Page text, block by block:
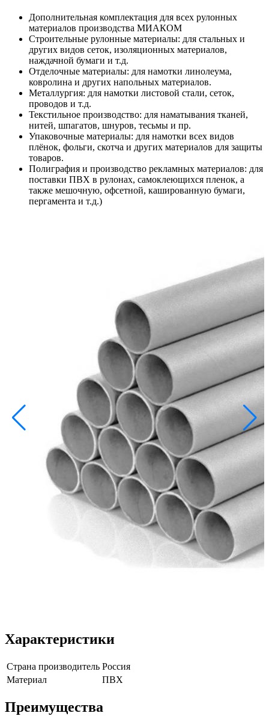
Дополнительная комплектация для всех рулонных
материалов производства МИАКОМ
Строительные рулонные материалы: для стальных и
других видов сеток, изоляционных материалов,
наждачной бумаги и т.д.
Отделочные материалы: для намотки линолеума,
ковролина и других напольных материалов.
Металлургия: для намотки листовой стали, сеток,
проводов и т.д.
Текстильное производство: для наматывания тканей,
нитей, шпагатов, шнуров, тесьмы и пр.
Упаковочные материалы: для намотки всех видов
плёнок, фольги, скотча и других материалов для защиты
товаров.
Полиграфия и производство рекламных материалов: для
поставки ПВХ в рулонах, самоклеющихся пленок, а
также мешочную, офсетной, кашированную бумаги,
пергамента и т.д.)
Характеристики
Страна производитель Россия
Материал
ПВХ
Преимущества